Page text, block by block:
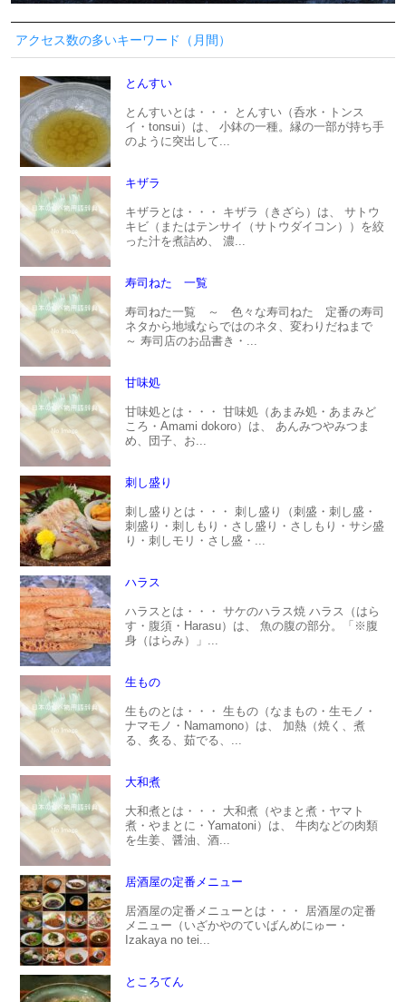
アクセス数の多いキーワード（月間）
とんすい
とんすいとは・・・ とんすい（呑水・トンス
イ・tonsui）は、 小鉢の一種。縁の一部が持ち手
のように突出して...
キザラ
キザラとは・・・ キザラ（きざら）は、 サトウ
キビ（またはテンサイ（サトウダイコン））を絞
った汁を煮詰め、 濃...
寿司ねた 一覧
寿司ねた一覧 ～ 色々な寿司ねた 定番の寿司
ネタから地域ならではのネタ、変わりだねまで
～ 寿司店のお品書き・...
甘味処
甘味処とは・・・ 甘味処（あまみ処・あまみど
ころ・Amami dokoro）は、 あんみつやみつま
め、団子、お...
刺し盛り
刺し盛りとは・・・ 刺し盛り（刺盛・刺し盛・
刺盛り・刺しもり・さし盛り・さしもり・サシ盛
り・刺しモリ・さし盛・...
ハラス
ハラスとは・・・ サケのハラス焼 ハラス（はら
す・腹須・Harasu）は、 魚の腹の部分。「※腹
身（はらみ）」...
生もの
生ものとは・・・ 生もの（なまもの・生モノ・
ナマモノ・Namamono）は、 加熱（焼く、煮
る、炙る、茹でる、...
大和煮
大和煮とは・・・ 大和煮（やまと煮・ヤマト
煮・やまとに・Yamatoni）は、 牛肉などの肉類
を生姜、醤油、酒...
居酒屋の定番メニュー
居酒屋の定番メニューとは・・・ 居酒屋の定番
メニュー（いざかやのていばんめにゅー・
Izakaya no tei...
ところてん